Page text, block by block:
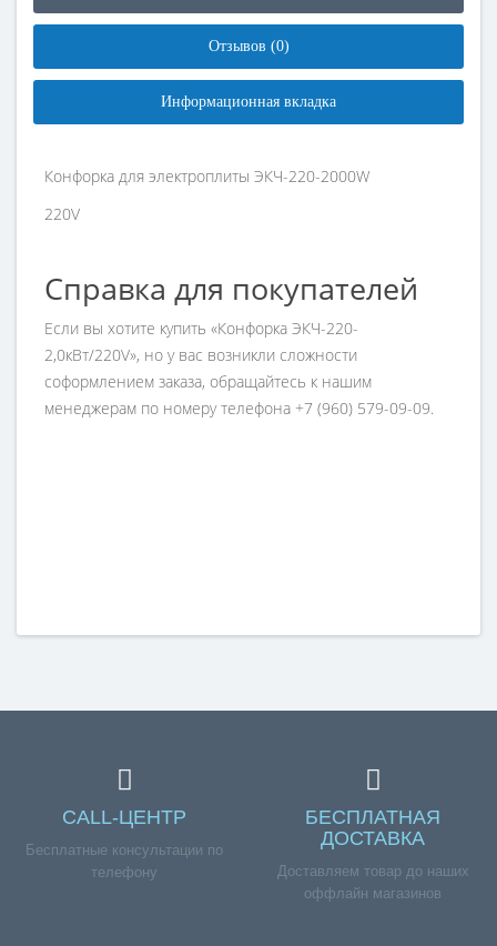
Отзывов (0)
Информационная вкладка
Конфорка для электроплиты ЭКЧ-220-2000W
220V
Справка для покупателей
Если вы хотите купить «Конфорка ЭКЧ-220-
2,0кВт/220V», но у вас возникли сложности
соформлением заказа, обращайтесь к нашим
менеджерам по номеру телефона +7 (960) 579-09-09.
CALL-ЦЕНТР
Бесплатные консультации по
телефону
БЕСПЛАТНАЯ
ДОСТАВКА
Доставляем товар до наших
оффлайн магазинов